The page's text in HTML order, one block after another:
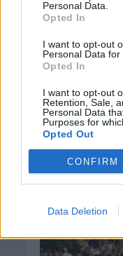
Personal Data.
Opted In
I want to opt-out
Personal Data for
Opted In
I want to opt-out
Retention, Sale,
Personal Data
Purposes for
Opted Out
CONFIRM
Data Deletion
ΔΉΜΟΣ
στο
8
8